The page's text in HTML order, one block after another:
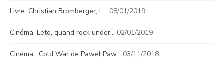
Livre. Christian Bromberger, L… 08/01/2019
Cinéma. Leto, quand rock under… 02/01/2019
Cinéma : Cold War de Paweł Paw… 03/11/2018